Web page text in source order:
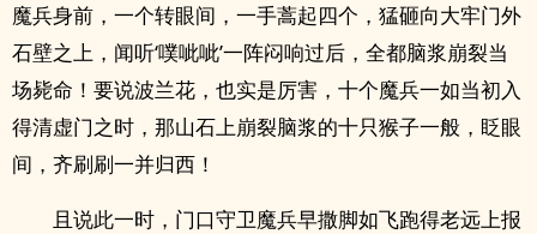
魔兵身前，一个转眼间，一手蒿起四个，猛砸向大牢门外
石壁之上，闻听‘噗呲呲’一阵闷响过后，全都脑浆崩裂当
场毙命！要说波兰花，也实是厉害，十个魔兵一如当初入
得清虚门之时，那山石上崩裂脑浆的十只猴子一般，眨眼
间，齐刷刷一并归西！
且说此一时，门口守卫魔兵早撒脚如飞跑得老远上报